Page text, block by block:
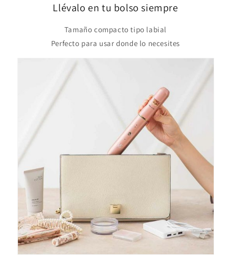
Llévalo en tu bolso siempre
Tamaño compacto tipo labial
Perfecto para usar donde lo necesites